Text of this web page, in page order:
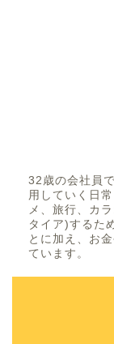
32歳の会社員
用していく日
メ、旅行、カ
タイア)するた
とに加え、お
ています。